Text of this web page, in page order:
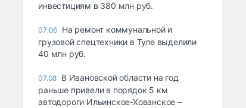
инвестициям в 380 млн руб.
07:06 На ремонт коммунальной и
грузовой спецтехники в Туле выделили
40 млн руб.
07.08 В Ивановской области на год
раньше привели в порядок 5 км
автодороги Ильинское-Хованское –